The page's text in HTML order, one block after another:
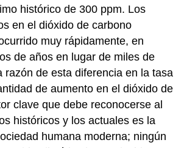
histórico de 300 ppm. Los
en el dióxido de carbono
muy rápidamente, en
de años en lugar de miles de
razón de esta diferencia en la tasa
de aumento en el dióxido de
clave que debe reconocerse al
históricos y los actuales es la
humana moderna; ningún